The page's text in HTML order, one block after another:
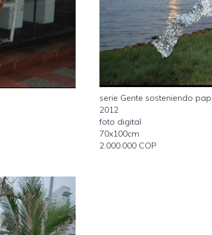
serie Gente sosteniendo
2012
foto digital
70x100cm
2.000.000 COP